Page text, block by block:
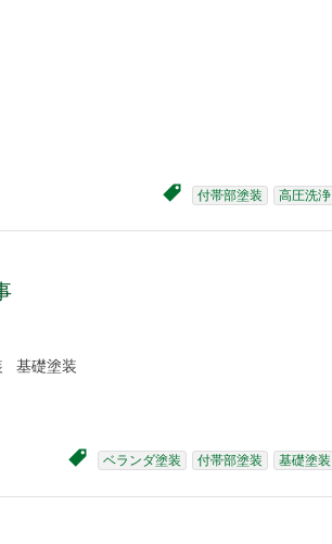
付帯部塗装 高圧洗浄
基礎塗装
ベランダ塗装 付帯部塗装 基礎塗装